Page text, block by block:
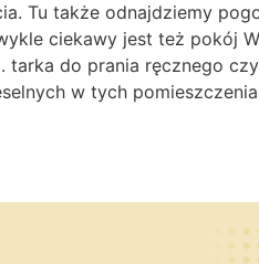
Tu także odnajdziemy
ciekawy jest też pokój
do prania ręcznego
w tych